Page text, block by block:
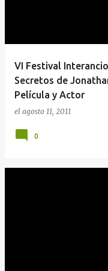
VI Festival
Secretos de
Película y Actor
el agosto 11, 2011
0